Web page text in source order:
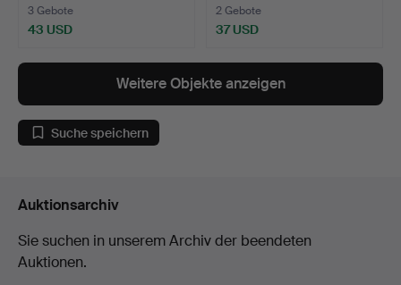
3 Gebote
43 USD
2 Gebote
37 USD
Weitere Objekte anzeigen
Suche speichern
Auktionsarchiv
Sie suchen in unserem Archiv der beendeten
Auktionen.